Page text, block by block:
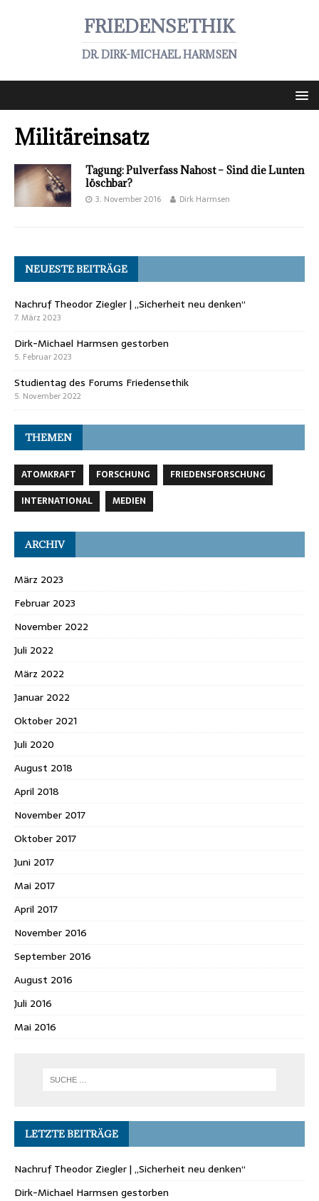
FRIEDENSETHIK
DR. DIRK-MICHAEL HARMSEN
Militäreinsatz
Tagung: Pulverfass Nahost – Sind die Lunten
löschbar?
3. November 2016 Dirk Harmsen
NEUESTE BEITRÄGE
Nachruf Theodor Ziegler | „Sicherheit neu denken“
7. März 2023
Dirk-Michael Harmsen gestorben
5. Februar 2023
Studientag des Forums Friedensethik
5. November 2022
THEMEN
ATOMKRAFT FORSCHUNG
FRIEDENSFORSCHUNG
INTERNATIONAL
MEDIEN
ARCHIV
März 2023
Februar 2023
November 2022
Juli 2022
März 2022
Januar 2022
Oktober 2021
Juli 2020
August 2018
April 2018
November 2017
Oktober 2017
Juni 2017
Mai 2017
April 2017
November 2016
September 2016
August 2016
Juli 2016
Mai 2016
LETZTE BEITRÄGE
Nachruf Theodor Ziegler | „Sicherheit neu denken“
Dirk-Michael Harmsen gestorben